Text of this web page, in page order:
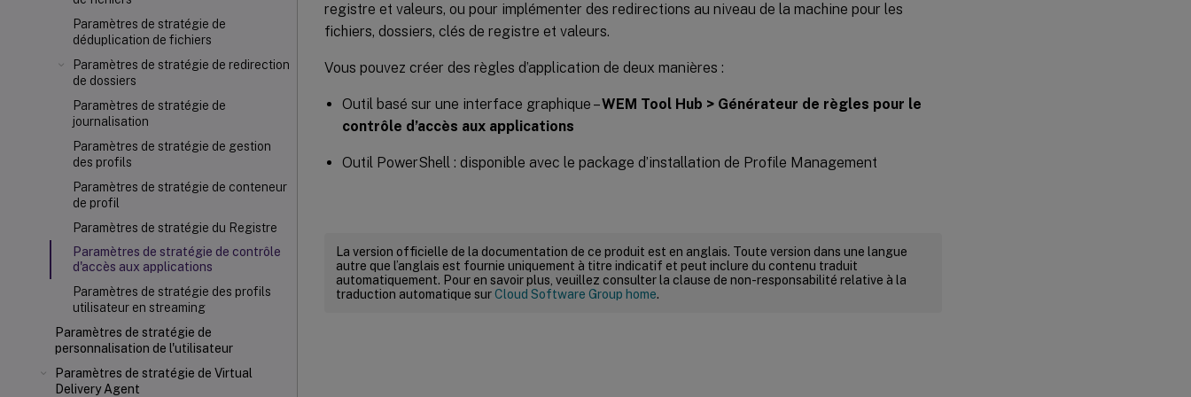
Paramètres de stratégie de
déduplication de fichiers
Paramètres de stratégie de redirection
de dossiers
Paramètres de stratégie de
journalisation
Paramètres de stratégie de gestion
des profils
Paramètres de stratégie de conteneur
de profil
Paramètres de stratégie du Registre
Paramètres de stratégie de contrôle
d'accès aux applications
Paramètres de stratégie des profils
utilisateur en streaming
Paramètres de stratégie de
personnalisation de l'utilisateur
Paramètres de stratégie de Virtual
Delivery Agent
registre et valeurs, ou pour implémenter des redirections au niveau de la machine pour les
fichiers, dossiers, clés de registre et valeurs.
Vous pouvez créer des règles d’application de deux manières :
Outil basé sur une interface graphique –WEM Tool Hub > Générateur de règles pour le
contrôle d’accès aux applications
Outil PowerShell : disponible avec le package d’installation de Profile Management
La version officielle de la documentation de ce produit est en anglais. Toute version dans une langue
autre que l’anglais est fournie uniquement à titre indicatif et peut inclure du contenu traduit
automatiquement. Pour en savoir plus, veuillez consulter la clause de non-responsabilité relative à la
traduction automatique surCloud Software Group home.